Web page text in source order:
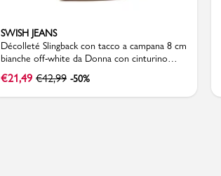
SWISH JEANS
Décolleté Slingback con tacco a campana 8 cm
bianche off-white da Donna con cinturino
Swish Jeans
€21,49 €42,99 -50%